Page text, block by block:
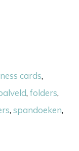
cards,
, folders,
, spandoeken,